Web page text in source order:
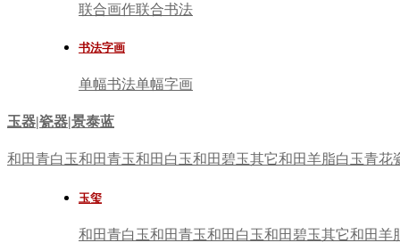
联合画作联合书法
书法字画
单幅书法单幅字画
玉器|瓷器|景泰蓝
和田青白玉和田青玉和田白玉和田碧玉其它和田羊脂白玉青花
玉玺
和田青白玉和田青玉和田白玉和田碧玉其它和田羊